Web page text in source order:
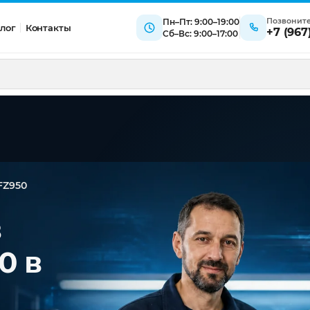
Контакты
Пн–Пт: 9:00–19:00
Сб–Вс: 9:00–17:00
+7
в